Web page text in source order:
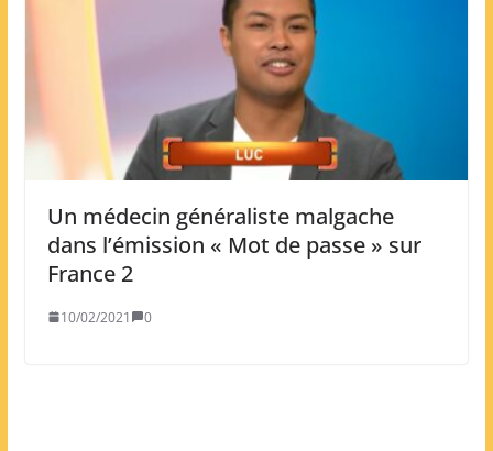
Un médecin généraliste malgache
dans l’émission « Mot de passe » sur
France 2
10/02/2021 0